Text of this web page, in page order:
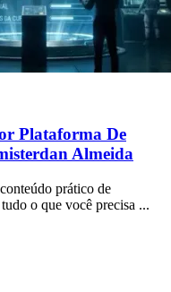
Plataforma De
Almeida
prático de
o que você precisa ...